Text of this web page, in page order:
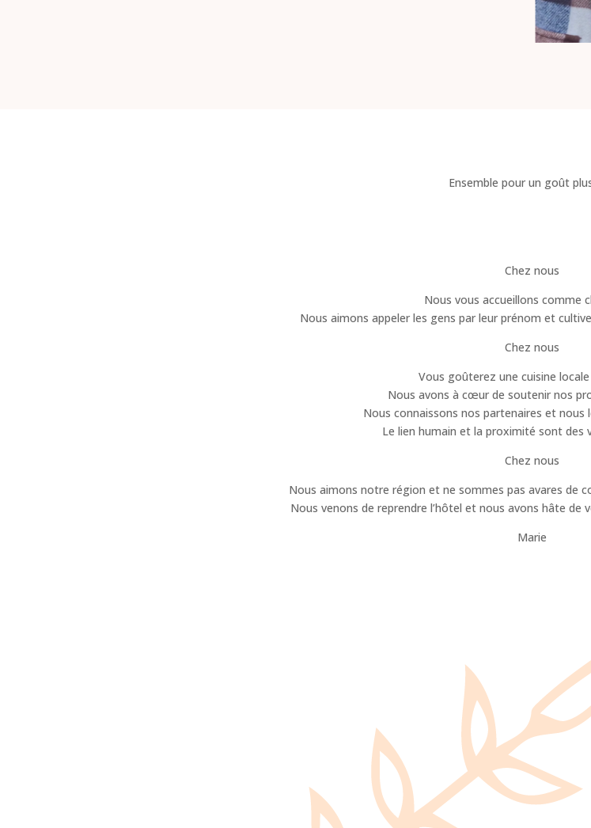
Ensemble pour un goût
Chez nous
Nous vous accueillons comme
Nous aimons appeler les gens par leur prénom et
Chez nous
Vous goûterez une cuisine
Nous avons à cœur de soutenir nos
Nous connaissons nos partenaires et nous
Le lien humain et la proximité sont des
Chez nous
Nous aimons notre région et ne sommes pas avares de
Nous venons de reprendre l’hôtel et nous avons hâte de
Marie